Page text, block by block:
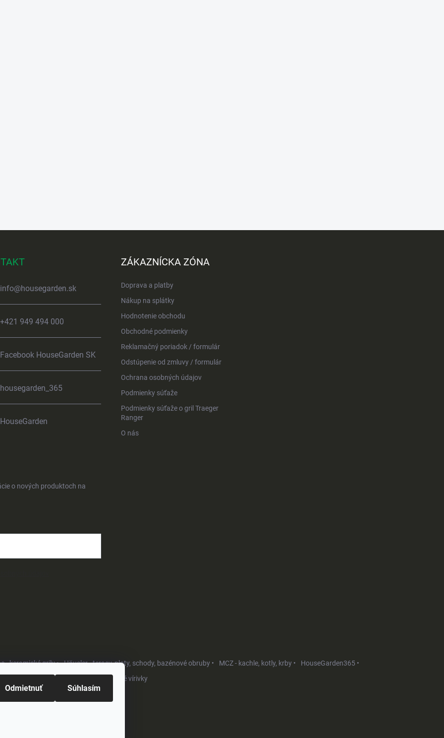
Odmietnuť Súhlasím
info@housegarden.sk
+421 949 494 000
Facebook HouseGarden SK
housegarden_365
HouseGarden
ZÁKAZNÍCKA ZÓNA
Doprava a platby
Nákup na splátky
Hodnotenie obchodu
Obchodné podmienky
Reklamačný poriadok / formulár
Odstúpenie od zmluvy / formulár
Ochrana osobných údajov
Podmienky súťaže
Podmienky súťaže o gril Traeger
Ranger
O nás
o nových produktoch na
- keramické grily • Häusler - terasy, ploty, schody, bazénové obruby • MCZ - kachle, kotly, krby •
HouseGarden365 •
Softub - luxusné vírivky